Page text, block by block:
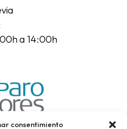
consentimiento
a 14:00h